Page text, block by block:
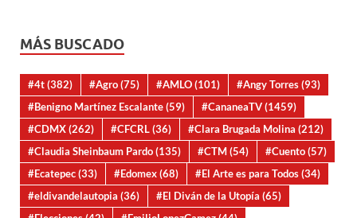
MÁS BUSCADO
#4t(382) #Agro(75) #AMLO(101) #Angy Torres(93)
#Benigno Martínez Escalante(59) #CananeaTV(1459)
#CDMX(262) #CFCRL(36) #Clara Brugada Molina (212)
#Claudia Sheinbaum Pardo(135) #CTM(54) #Cuento(57)
#Ecatepec(33) #Edomex(68) #El Arte es para Todos(34)
#eldivandelautopia (36) #El Diván de la Utopía (65)